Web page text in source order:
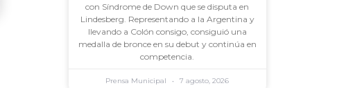
con Síndrome de Down que se disputa en
Lindesberg. Representando a la Argentina y
llevando a Colón consigo, consiguió una
medalla de bronce en su debut y continúa en
competencia.
Prensa Municipal 7 agosto, 2026